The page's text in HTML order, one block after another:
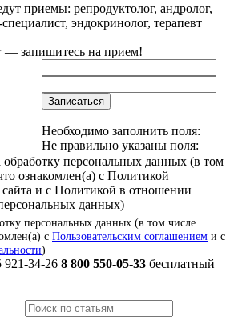
приемы: репродуктолог, андролог,
эндокринолог, терапевт
— запишитесь на прием!
Записаться
Необходимо заполнить поля:
Не правильно указаны поля:
обработку персональных данных (в том
ознакомлен(а) с Политикой
и с Политикой в отношении
данных)
персональных данных (в том числе
с Пользовательским соглашением и с
)
921-34-26 8 800 550-05-33 бесплатный